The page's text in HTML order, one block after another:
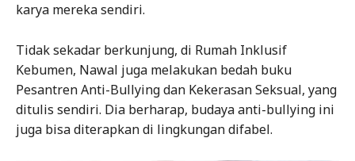
karya mereka sendiri.
Tidak sekadar berkunjung, di Rumah Inklusif
Kebumen, Nawal juga melakukan bedah buku
Pesantren Anti-Bullying dan Kekerasan Seksual, yang
ditulis sendiri. Dia berharap, budaya anti-bullying ini
juga bisa diterapkan di lingkungan difabel.